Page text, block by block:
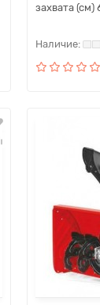
захвата (см)